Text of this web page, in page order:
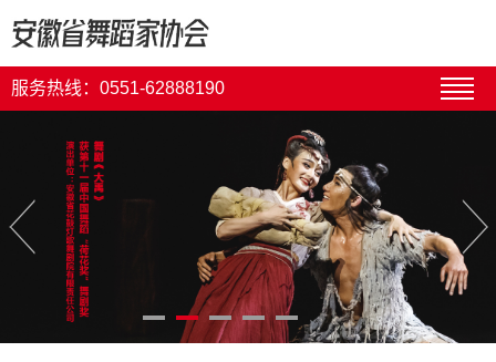
服务热线：0551-62888190